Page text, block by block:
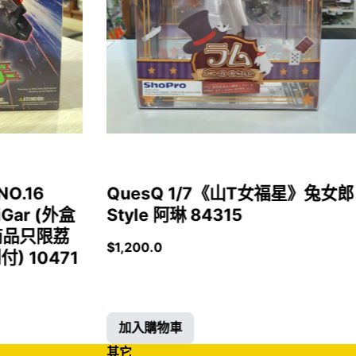
(外盒
只限荔
) 10471
QuesQ 1/7《山T女福星》兔女郎
Style 阿琳 84315
$1,200.0
加入購物車
其它